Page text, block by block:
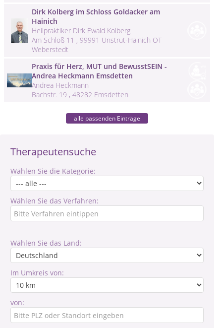
Therapeutensuche
Wählen Sie die Kategorie:
Wählen Sie das Verfahren:
Wählen Sie das Land:
Im Umkreis von:
von:
Dirk Kolberg im Schloss Goldacker am
Hainich
Heilpraktiker Dirk Ewald Kolberg
Am Schloß 11 , 99991 Unstrut-Hainich OT
Weberstedt
Praxis für Herz, MUT und BewusstSEIN -
Andrea Heckmann Emsdetten
Andrea Heckmann
Bachstr. 19 , 48282 Emsdetten
alle passenden Einträge